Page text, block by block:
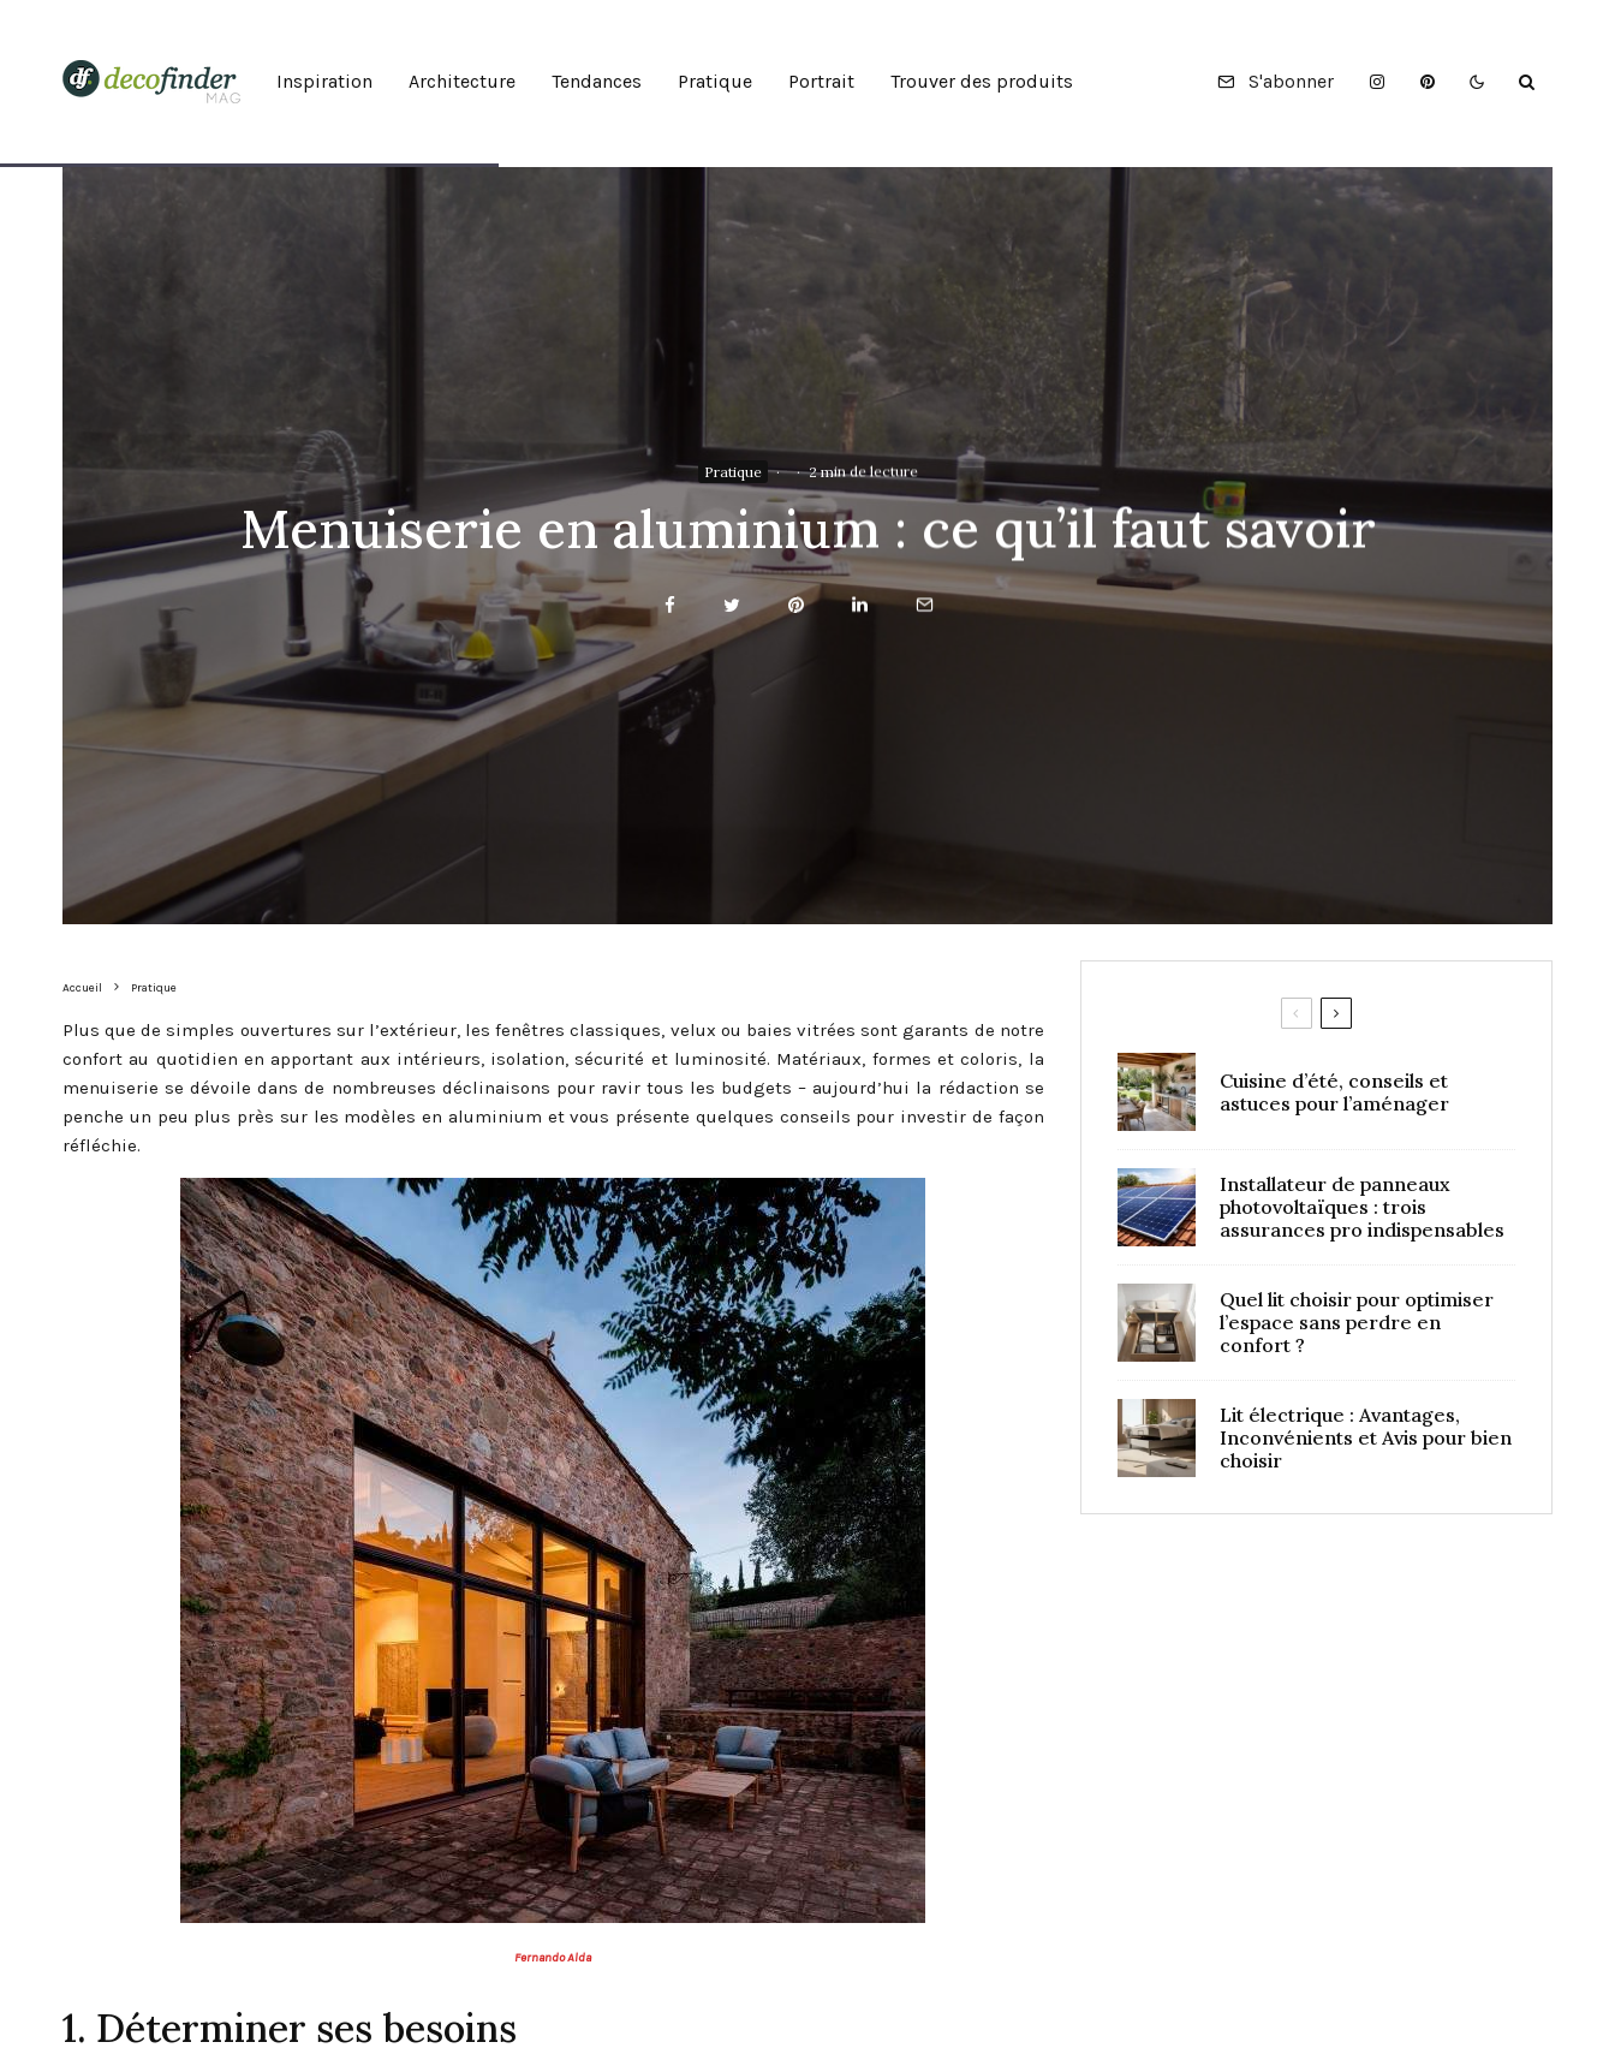
Inspiration Architecture Tendances Pratique Portrait Trouver des produits S'abonner
Pratique · · 2 min de lecture
Menuiserie en aluminium : ce qu’il faut savoir
Accueil Pratique
Plus que de simples ouvertures sur l’extérieur, les fenêtres classiques, velux ou baies vitrées sont garants de notre
confort au quotidien en apportant aux intérieurs, isolation, sécurité et luminosité. Matériaux, formes et coloris, la
menuiserie se dévoile dans de nombreuses déclinaisons pour ravir tous les budgets – aujourd’hui la rédaction se
penche un peu plus près sur les modèles en aluminium et vous présente quelques conseils pour investir de façon
réfléchie.
Fernando Alda
1. Déterminer ses besoins
Cuisine d’été, conseils et
astuces pour l’aménager
Installateur de panneaux
photovoltaïques : trois
assurances pro indispensables
Quel lit choisir pour optimiser
l’espace sans perdre en
confort ?
Lit électrique : Avantages,
Inconvénients et Avis pour bien
choisir